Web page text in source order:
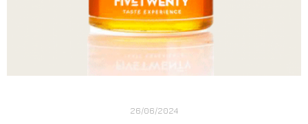
26/06/2024